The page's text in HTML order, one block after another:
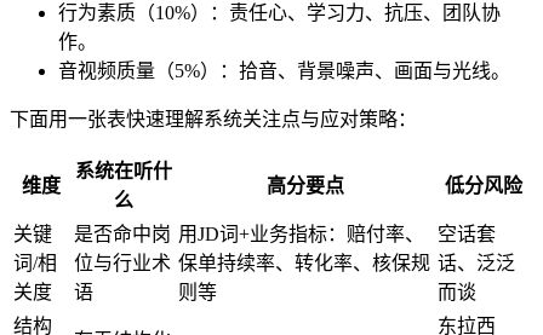
行为素质（10%）：责任心、学习力、抗压、团队协
作。
音视频质量（5%）：拾音、背景噪声、画面与光线。
下面用一张表快速理解系统关注点与应对策略：
维度
系统在听什
么
高分要点 低分风险
关键
词/相
关度
是否命中岗
位与行业术
语
用JD词+业务指标：赔付率、
保单持续率、转化率、核保规
则等
空话套
话、泛泛
而谈
结构
东拉西